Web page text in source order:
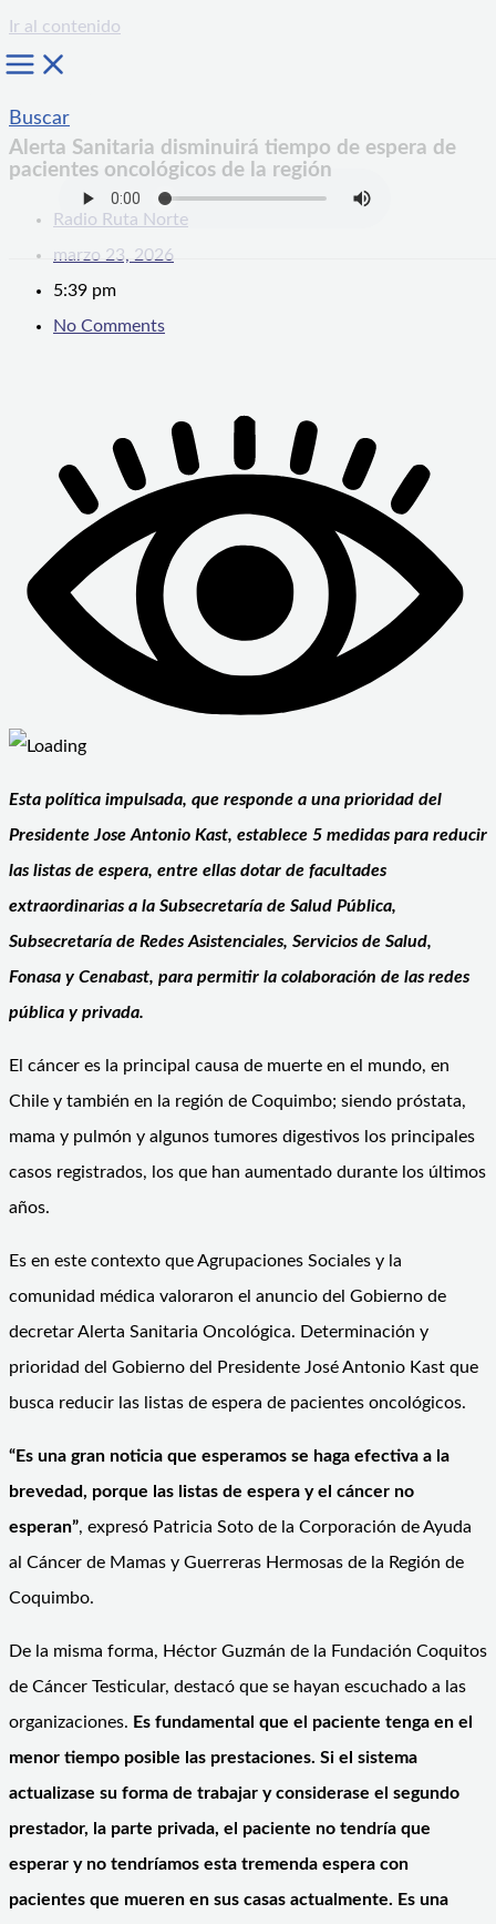
Ir al contenido
Buscar
Alerta Sanitaria disminuirá tiempo de espera de
pacientes oncológicos de la región
Radio Ruta Norte
marzo 23, 2026
5:39 pm
No Comments
Esta política impulsada, que responde a una prioridad del
Presidente Jose Antonio Kast, establece 5 medidas para reducir
las listas de espera, entre ellas dotar de facultades
extraordinarias a la Subsecretaría de Salud Pública,
Subsecretaría de Redes Asistenciales, Servicios de Salud,
Fonasa y Cenabast, para permitir la colaboración de las redes
pública y privada.
El cáncer es la principal causa de muerte en el mundo, en
Chile y también en la región de Coquimbo; siendo próstata,
mama y pulmón y algunos tumores digestivos los principales
casos registrados, los que han aumentado durante los últimos
años.
Es en este contexto que Agrupaciones Sociales y la
comunidad médica valoraron el anuncio del Gobierno de
decretar Alerta Sanitaria Oncológica. Determinación y
prioridad del Gobierno del Presidente José Antonio Kast que
busca reducir las listas de espera de pacientes oncológicos.
“Es una gran noticia que esperamos se haga efectiva a la
brevedad, porque las listas de espera y el cáncer no
esperan”, expresó Patricia Soto de la Corporación de Ayuda
al Cáncer de Mamas y Guerreras Hermosas de la Región de
Coquimbo.
De la misma forma, Héctor Guzmán de la Fundación Coquitos
de Cáncer Testicular, destacó que se hayan escuchado a las
organizaciones. Es fundamental que el paciente tenga en el
menor tiempo posible las prestaciones. Si el sistema
actualizase su forma de trabajar y considerase el segundo
prestador, la parte privada, el paciente no tendría que
esperar y no tendríamos esta tremenda espera con
pacientes que mueren en sus casas actualmente. Es una